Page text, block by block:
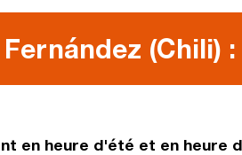
(Chili) :
en heure d'été et en heure